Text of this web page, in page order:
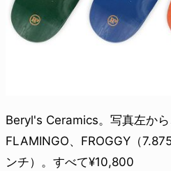
Beryl's Ceramics。写真左から
FLAMINGO、FROGGY（
ンチ）。すべて¥10,800